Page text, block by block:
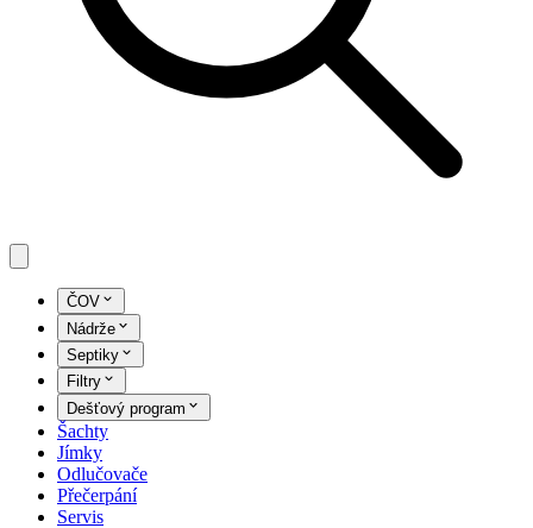
ČOV
Nádrže
Septiky
Filtry
Dešťový program
Šachty
Jímky
Odlučovače
Přečerpání
Servis